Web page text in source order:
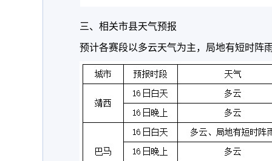
三、相关市县天气预报
预计各赛段以多云天气为主，局地有短时阵